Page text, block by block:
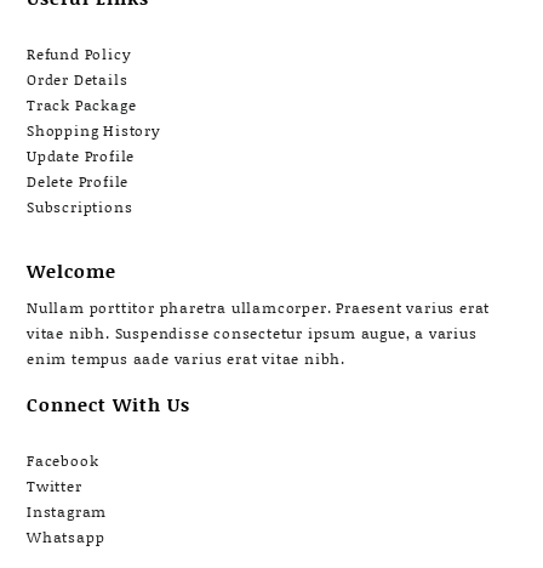
Refund Policy
Order Details
Track Package
Shopping History
Update Profile
Delete Profile
Subscriptions
Welcome
Nullam porttitor pharetra ullamcorper. Praesent varius erat
vitae nibh. Suspendisse consectetur ipsum augue, a varius
enim tempus aade varius erat vitae nibh.
Connect With Us
Facebook
Twitter
Instagram
Whatsapp